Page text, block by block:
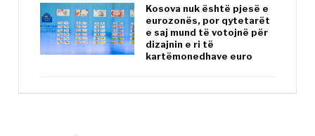
Kosova nuk është pjesë e
eurozonës, por qytetarët
e saj mund të votojnë për
dizajnin e ri të
kartëmonedhave euro